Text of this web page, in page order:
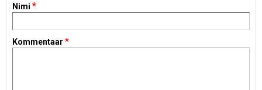
Nimi *
Kommentaar *